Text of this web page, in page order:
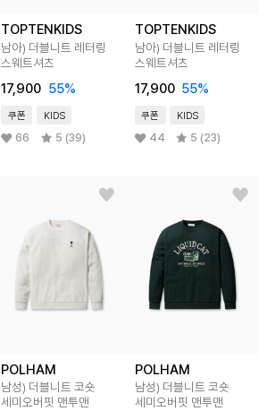
TOPTENKIDS
남아) 더블니트 레터링
스웨트셔츠
17,900 55%
쿠폰 KIDS
66 5 (39)
TOPTENKIDS
남아) 더블니트 레터링
스웨트셔츠
17,900 55%
쿠폰 KIDS
44 5 (23)
POLHAM
남성) 더블니트 코숏
세미오버핏 맨투맨
POLHAM
남성) 더블니트 코숏
세미오버핏 맨투맨